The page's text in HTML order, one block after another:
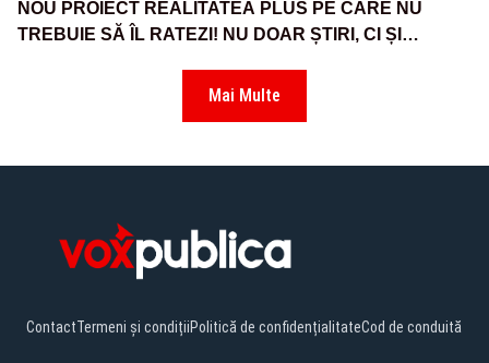
NOU PROIECT REALITATEA PLUS PE CARE NU
TREBUIE SĂ ÎL RATEZI! NU DOAR ȘTIRI, CI ȘI
Mai Multe
ContactTermeni și condițiiPolitică de confidențialitateCod de conduită